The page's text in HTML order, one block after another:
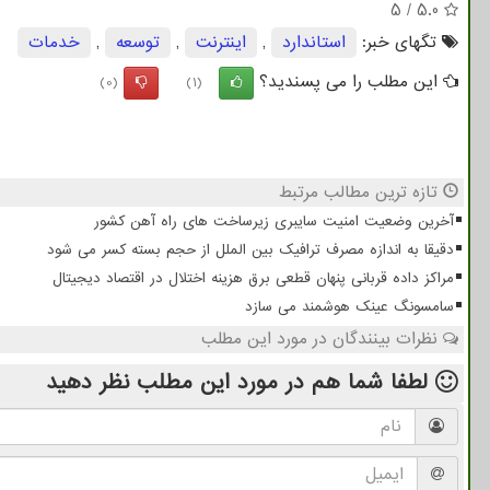
5.0
/
5
تگهای خبر:
استاندارد , اینترنت , توسعه ,
خدمات
این مطلب را می پسندید؟
(1)
(0)
تازه ترین مطالب مرتبط
آخرین وضعیت امنیت سایبری زیرساخت های راه آهن کشور
دقیقا به اندازه مصرف ترافیک بین الملل از حجم بسته کسر می شود
مراکز داده قربانی پنهان قطعی برق هزینه اختلال در اقتصاد دیجیتال
سامسونگ عینک هوشمند می سازد
نظرات بینندگان در مورد این مطلب
لطفا شما هم در مورد این مطلب نظر دهید